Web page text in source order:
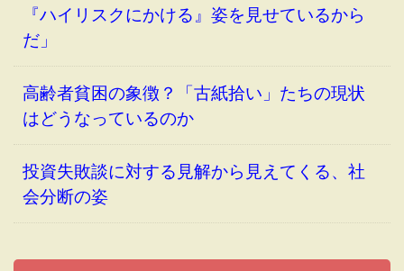
『ハイリスクにかける』姿を見せているから
だ」
高齢者貧困の象徴？「古紙拾い」たちの現状
はどうなっているのか
投資失敗談に対する見解から見えてくる、社
会分断の姿